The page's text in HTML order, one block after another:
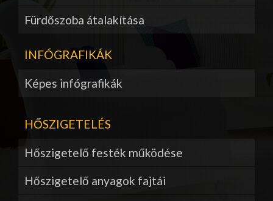
Fürdőszoba átalakítása
INFÓGRAFIKÁK
Képes infógrafikák
HŐSZIGETELÉS
Hőszigetelő festék működése
Hőszigetelő anyagok fajtái